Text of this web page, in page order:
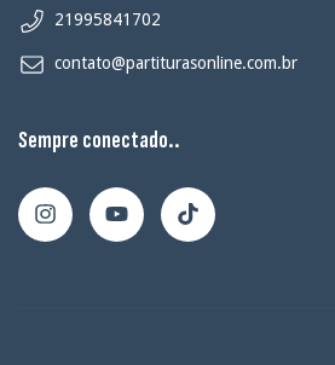
21995841702
contato@partiturasonline.com.br
Sempre conectado..